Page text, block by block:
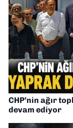
CHP’nin ağır
devam ediyor